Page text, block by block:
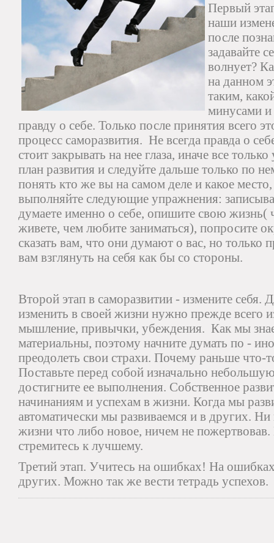
Первый
наши
после
задавайте
волнует?
на данном
таким,
минусами
правду о себе. Только после принятия всего
процесс саморазвития. Не всегда правда о
стоит закрывать на нее глаза, иначе все
план развития и следуйте дальше только по
понять кто же вы на самом деле и какое
выполняйте следующие упражнения:
думаете именно о себе, опишите свою жизнь(
живете, чем любите заниматься), попросите
сказать вам, что они думают о вас, но только
вам взглянуть на себя как бы со стороны.
Второй этап в саморазвитии - измените себя.
изменить в своей жизни нужно прежде всего
мышление, привычки, убеждения. Как мы
материальны, поэтому начните думать по -
преодолеть свои страхи. Почему раньше что-
Поставьте перед собой изначально
достигните ее выполнения. Собственное
начинаниям и успехам в жизни. Когда мы
автоматически мы развиваемся и в других.
жизни что либо новое, ничем не
стремитесь к лучшему.
Третий этап. Учитесь на ошибках! На
других. Можно так же вести тетрадь успехов.